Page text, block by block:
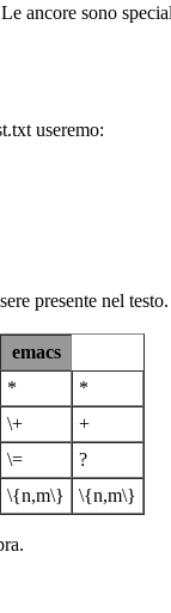
ancore sono
useremo:
presente nel testo.
emacs
*
*
\+
+
\=
?
\{n,m\} \{n,m\}